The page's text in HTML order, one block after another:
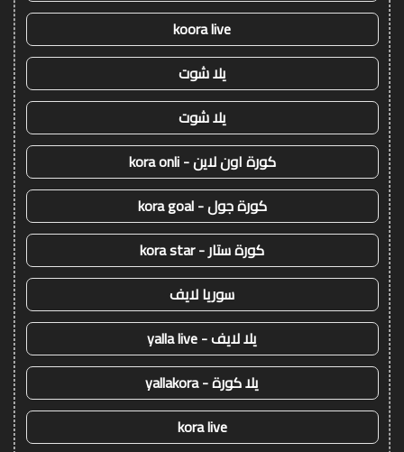
koora live
يلا شوت
يلا شوت
كورة اون لاين - kora onli
كورة جول - kora goal
كورة ستار - kora star
سوريا لايف
يلا لايف - yalla live
يلا كورة - yallakora
kora live